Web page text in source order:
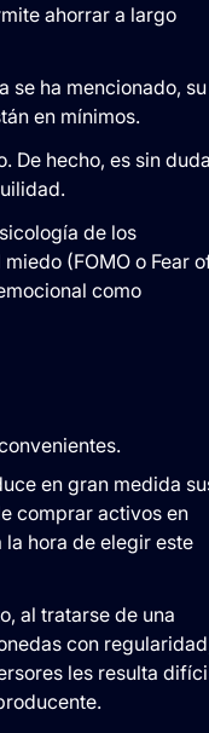
ahorrar a largo
se ha mencionado, su
en mínimos.
De hecho, es sin
de los
(FOMO o Fear
como
en gran medida
comprar activos en
hora de elegir este
al tratarse de una
con
les resulta